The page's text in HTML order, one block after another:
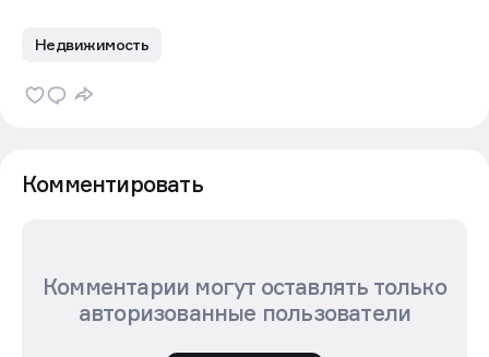
Недвижимость
Комментировать
Комментарии могут оставлять только
авторизованные пользователи